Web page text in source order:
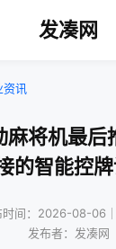
发凑网
资讯
将机最后
的智能控
时间：2026-08-06
发布者：发凑网